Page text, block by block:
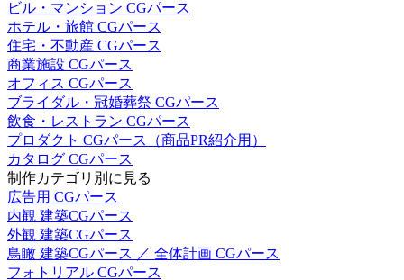
ビル・マンション CGパース
ホテル・旅館 CGパース
住宅・不動産 CGパース
商業施設 CGパース
オフィス CGパース
ブライダル・冠婚葬祭 CGパース
飲食・レストラン CGパース
プロダクト CGパース（商品PR紹介用）
カタログ CGパース
制作カテゴリ別に見る
広告用 CGパース
内観 建築CGパース
外観 建築CGパース
鳥瞰 建築CGパース ／ 全体計画 CGパース
フォトリアル CGパース